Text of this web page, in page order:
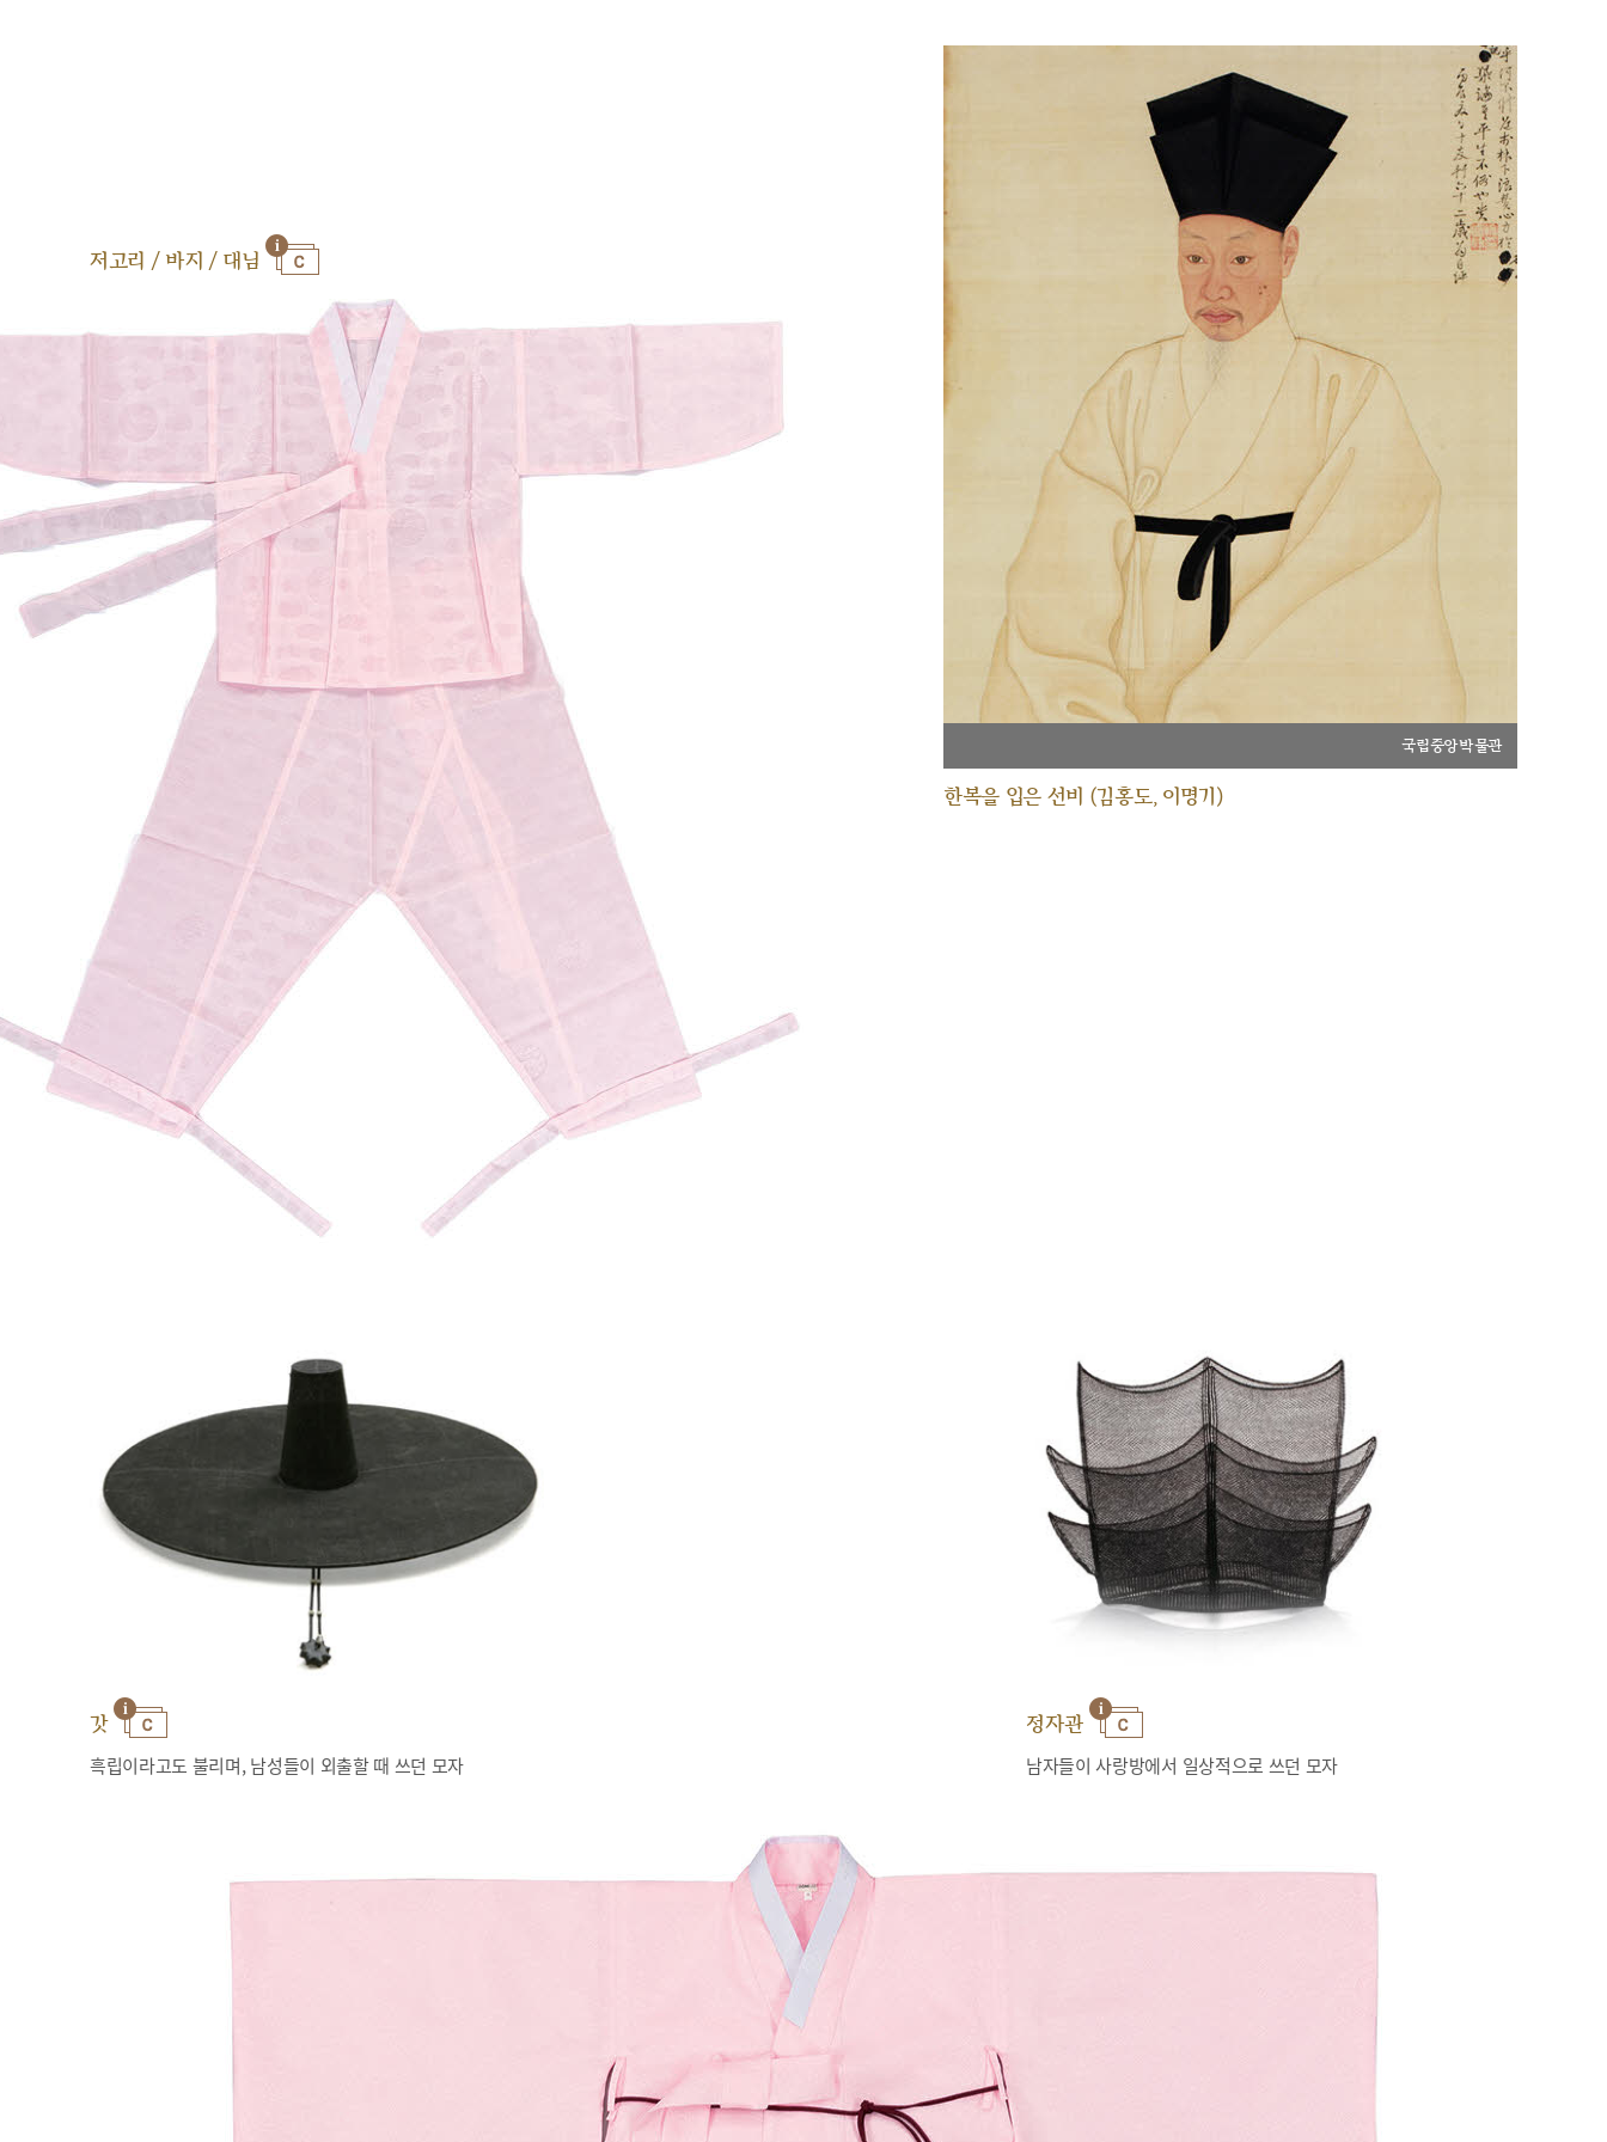
저고리 / 바지 / 대님
국립중앙박물관
한복을 입은 선비 (김홍도, 이명기)
갓
흑립이라고도 불리며, 남성들이 외출할 때 쓰던 모자
정자관
남자들이 사랑방에서 일상적으로 쓰던 모자